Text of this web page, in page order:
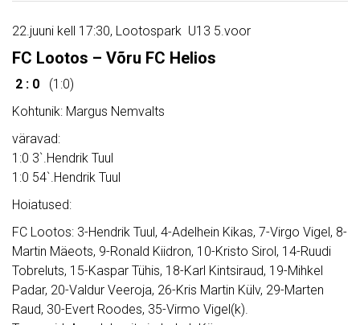
22.juuni kell 17:30, Lootospark U13 5.voor
FC Lootos – Võru FC Helios
2 : 0
(1:0)
Kohtunik: Margus Nemvalts
väravad:
1:0 3`.Hendrik Tuul
1:0 54`.Hendrik Tuul
Hoiatused:
FC Lootos: 3-Hendrik Tuul, 4-Adelhein Kikas, 7-Virgo Vigel, 8-
Martin Mäeots, 9-Ronald Kiidron, 10-Kristo Sirol, 14-Ruudi
Tobreluts, 15-Kaspar Tühis, 18-Karl Kintsiraud, 19-Mihkel
Padar, 20-Valdur Veeroja, 26-Kris Martin Külv, 29-Marten
Raud, 30-Evert Roodes, 35-Virmo Vigel(k).